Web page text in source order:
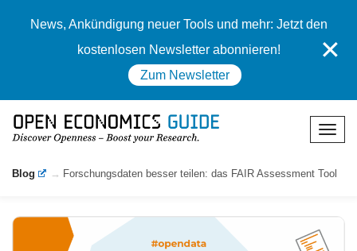
News, Ankündigung neuer Tools und mehr: Jetzt den
kostenlosen Newsletter abonnieren!
Zum Newsletter
✕
Blog Forschungsdaten besser teilen: das FAIR Assessment Tool